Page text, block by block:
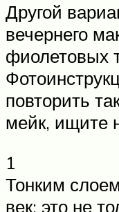
Другой
вечернего
фиолетовых
повторить
мейк, ищите
1
Тонким
век: это не